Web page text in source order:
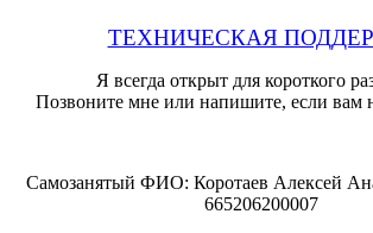
ТЕХНИЧЕСКАЯ
Я всегда открыт для короткого
Позвоните мне или напишите, если вам
Самозанятый ФИО: Коротаев Алексей
665206200007